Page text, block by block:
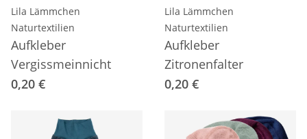
Lila Lämmchen
Naturtextilien
Aufkleber
Vergissmeinnicht
0,20 €
Lila Lämmchen
Naturtextilien
Aufkleber
Zitronenfalter
0,20 €